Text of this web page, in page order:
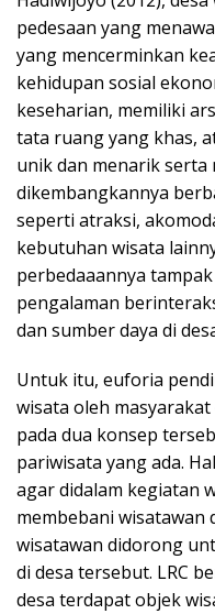
pedesaan yang
yang mencerminkan
kehidupan sosial
keseharian, memiliki
tata ruang yang khas,
unik dan menarik
dikembangkannya
seperti atraksi,
kebutuhan wisata
perbedaaannya
pengalaman
dan sumber daya di
Untuk itu, euforia
wisata oleh
pada dua konsep
pariwisata yang ada.
agar didalam kegiatan
membebani
wisatawan didorong
di desa tersebut. LRC
desa terdapat objek